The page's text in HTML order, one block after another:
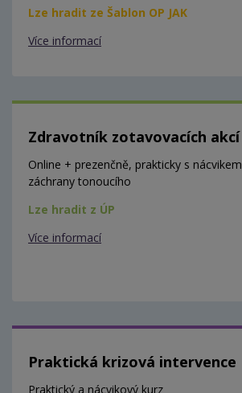
Lze hradit ze Šablon OP JAK
Více informací
Zdravotník zotavovacích akcí
Online + prezenčně, prakticky s
záchrany tonoucího
Lze hradit z ÚP
Více informací
Praktická krizová intervence
Praktický a nácvikový kurz